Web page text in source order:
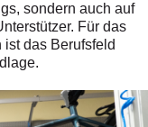
sondern auch auf
Für das
das Berufsfeld